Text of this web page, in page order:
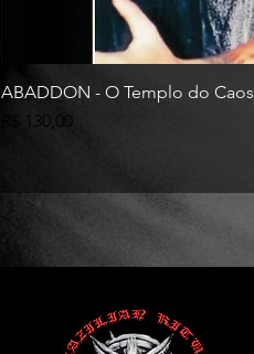
ABADDON - O Templo do
Preço
R$ 130,00